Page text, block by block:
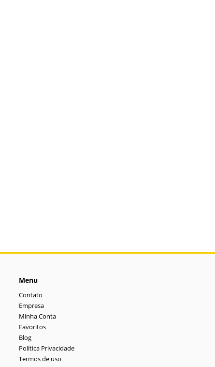
Menu
Contato
Empresa
Minha Conta
Favoritos
Blog
Política Privacidade
Termos de uso